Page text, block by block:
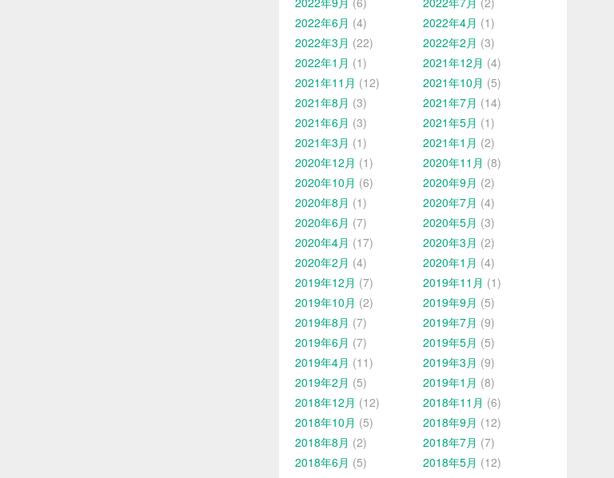
2022年6月 (4) 2022年4月 (1)
2022年3月 (22) 2022年2月 (3)
2022年1月 (1) 2021年12月 (4)
2021年11月 (12) 2021年10月 (5)
2021年8月 (3) 2021年7月 (14)
2021年6月 (3) 2021年5月 (1)
2021年3月 (1) 2021年1月 (2)
2020年12月 (1) 2020年11月 (8)
2020年10月 (6) 2020年9月 (2)
2020年8月 (1) 2020年7月 (4)
2020年6月 (7) 2020年5月 (3)
2020年4月 (17) 2020年3月 (2)
2020年2月 (4) 2020年1月 (4)
2019年12月 (7) 2019年11月 (1)
2019年10月 (2) 2019年9月 (5)
2019年8月 (7) 2019年7月 (9)
2019年6月 (7) 2019年5月 (5)
2019年4月 (11) 2019年3月 (9)
2019年2月 (5) 2019年1月 (8)
2018年12月 (12) 2018年11月 (6)
2018年10月 (5) 2018年9月 (12)
2018年8月 (2) 2018年7月 (7)
2018年6月 (5) 2018年5月 (12)